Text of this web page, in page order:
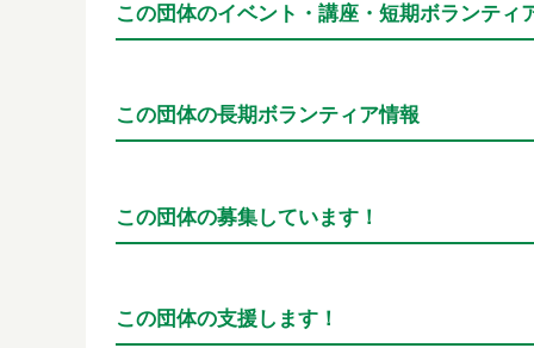
この団体のイベント・講座・短期ボランティ
この団体の長期ボランティア情報
この団体の募集しています！
この団体の支援します！